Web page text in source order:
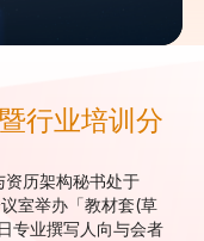
行业培训分
历架构秘书处于
室举办「教材套(草
专业撰写人向与会者